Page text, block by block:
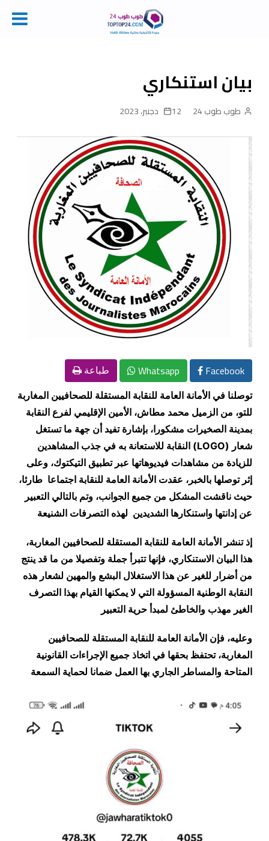
بيان استنكاري
طوب طوب 24 12 دجنبر، 2023
Facebook
Whatsapp طباعة
توصلنا في الأمانة العامة للنقابة المستقلة للصحافيين المغاربة
للتو، من الزميل محمد مطاش، الأمين الإقليمي لفرع النقابة
بمدينة الصخيرات مشكورا، بإشارة تفيد أن جهة ما تستغل
شعار (LOGO) النقابة للاستعانة به في جذب المشاهدين
للزيادة من مشاهدات فيديوهاتها عبر تطبيق التيكتوك، وعلى
إثر توصلها بالخبر، عقدت الأمانة العامة للنقابة اجتماعا طارئا،
حيث ناقشت المشكل من جميع الجوانب، وتم بالتالي التعبير
عن إدانتها واستنكارها الشديدين لهذه التصرفات الشنيعة
إذ تنشر الأمانة العامة للنقابة المستقلة للصحافيين المغاربة،
هذا البيان الاستنكاري، فإنها تتبرأ جملة وتفصيلا من ما قد ينتج
من أضرار للغير عن هذا الاستغلال البشع والمهين لشعار هذه
النقابة الوطنية المسؤولة التي لا يمكنها القيام بهذا التصرف
الغير مهذب والخاطئ لمبدأ حرية التعبير
وعليه، فإن الأمانة العامة للنقابة المستقلة للصحافيين
المغاربة، تحتفظ بحقها في اتخاذ جميع الإجراءات القانونية
المتاحة والمساطر الجاري بها العمل ضمانا لحماية السمعة